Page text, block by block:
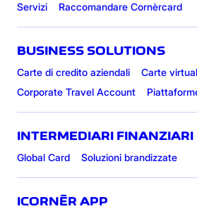
Servizi
Raccomandare Cornèrcard
BUSINESS SOLUTIONS
Carte di credito aziendali
Carte
Corporate Travel Account
INTERMEDIARI FINANZIARI
Global Card Soluzioni brandizzate
ICORNÈR APP